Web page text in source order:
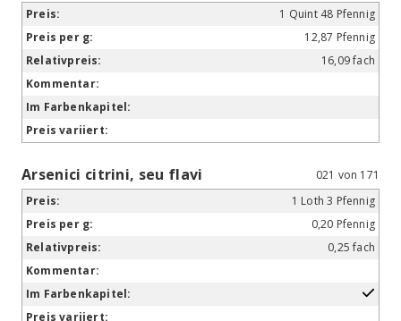
1 Quint 48 Pfennig
12,87 Pfennig
16,09 fach
Arsenici citrini, seu flavi
021 von 171
1 Loth 3 Pfennig
0,20 Pfennig
0,25 fach